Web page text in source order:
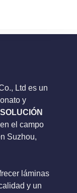
Ltd es un
y
SOLUCIÓN
en el campo
Suzhou,
láminas
y un